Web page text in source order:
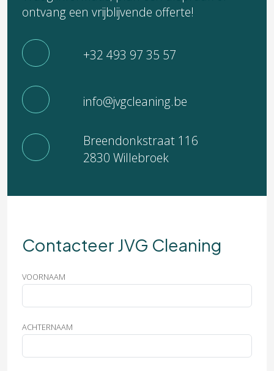
ontvang een vrijblijvende offerte!
+32 493 97 35 57
info@jvgcleaning.be
Breendonkstraat 116
2830 Willebroek
Contacteer JVG Cleaning
VOORNAAM
ACHTERNAAM